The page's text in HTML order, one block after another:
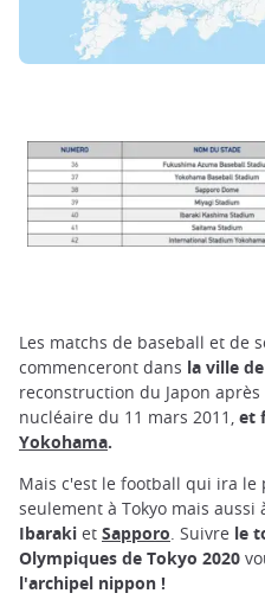
Les matchs de baseball et de
commenceront dans la ville
reconstruction du Japon
nucléaire du 11 mars 2011, et
Yokohama.
Mais c'est le football qui ira le
seulement à Tokyo mais aussi
Ibaraki et Sapporo . Suivre le
Olympiques de Tokyo 2020
l'archipel nippon !